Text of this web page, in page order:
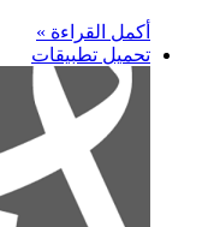
أكمل القراءة »
تحميل تطبيقات